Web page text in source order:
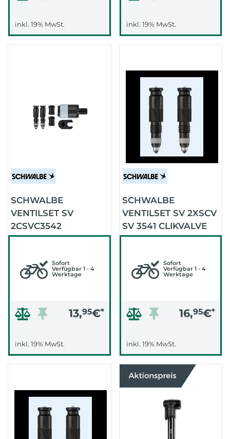
inkl. 19% MwSt. inkl. 19% MwSt.
SCHWALBE
VENTILSET SV
2CSVC3542
CLIKVALVE
Sofort
Verfügbar 1 - 4
Werktage
13,95€*
inkl. 19% MwSt.
SCHWALBE
VENTILSET SV 2XSCV
SV 3541 CLIKVALVE
PUMPENKOPF
Sofort
Verfügbar 1 - 4
Werktage
16,95€*
inkl. 19% MwSt.